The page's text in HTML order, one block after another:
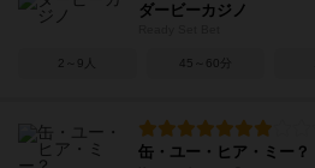
ダービーカジノ
2～9人 45～60分
缶・ユー・ヒア・ミー？